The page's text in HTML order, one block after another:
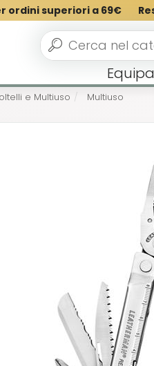
ordini superiori a 69€
e Multiuso Multiuso